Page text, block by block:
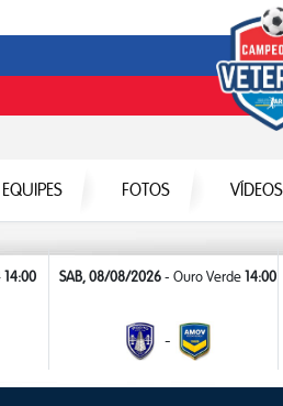
EQUIPES FOTOS VÍDEOS
14:00 SAB, 08/08/2026 - Ouro Verde 14:00
-